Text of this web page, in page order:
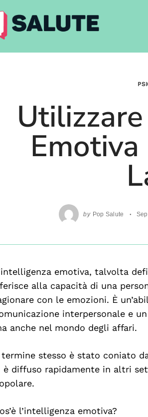
by Pop Salute
emotiva, talvolta
alla capacità di una
con le emozioni. È
interpersonale e
anche nel mondo degli affari.
termine stesso è stato coniato
è diffuso rapidamente in altri
l’intelligenza emotiva?